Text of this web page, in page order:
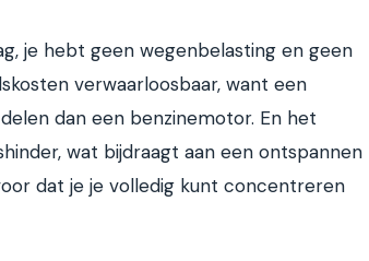
je hebt geen wegenbelasting en geen
verwaarloosbaar, want een
dan een benzinemotor. En het
wat bijdraagt aan een ontspannen
dat je je volledig kunt concentreren